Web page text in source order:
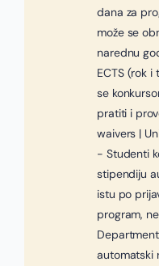
dana za
može se
narednu
ECTS (rok
se
pratiti i
waivers |
- Studenti
stipendiju
istu po
program,
automatski